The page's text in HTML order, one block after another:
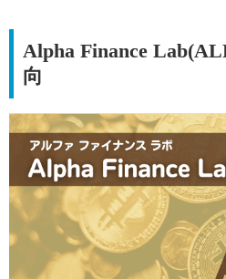
Alpha Finance
向